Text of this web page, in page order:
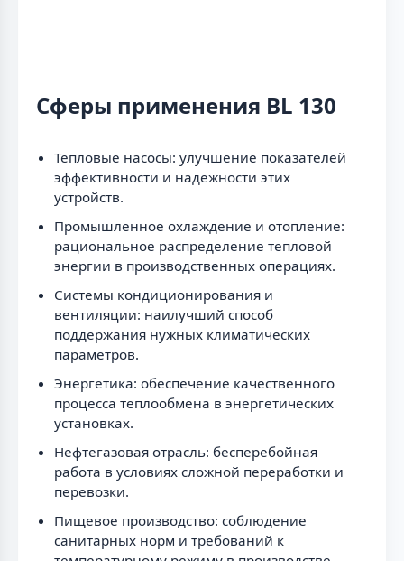
Сферы применения BL 130
Тепловые насосы: улучшение показателей
эффективности и надежности этих
устройств.
Промышленное охлаждение и отопление:
рациональное распределение тепловой
энергии в производственных операциях.
Системы кондиционирования и
вентиляции: наилучший способ
поддержания нужных климатических
параметров.
Энергетика: обеспечение качественного
процесса теплообмена в энергетических
установках.
Нефтегазовая отрасль: бесперебойная
работа в условиях сложной переработки и
перевозки.
Пищевое производство: соблюдение
санитарных норм и требований к